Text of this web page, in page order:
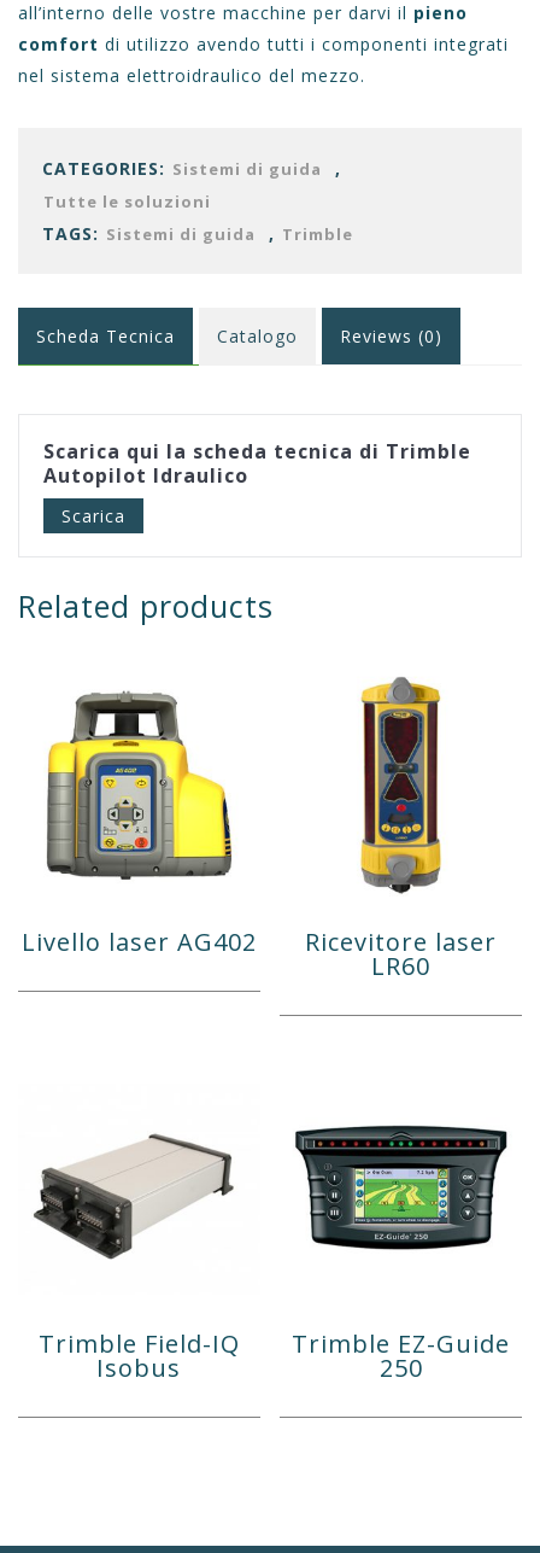
all’interno delle vostre macchine per darvi il pieno
comfort di utilizzo avendo tutti i componenti integrati
nel sistema elettroidraulico del mezzo.
CATEGORIES: Sistemi di guida ,
Tutte le soluzioni
TAGS: Sistemi di guida , Trimble
Reviews (0)
Scheda Tecnica Catalogo
Scarica qui la scheda tecnica di Trimble
Autopilot Idraulico
Scarica
Related products
Livello laser AG402 Ricevitore laser
LR60
Trimble Field-IQ
Isobus
Trimble EZ-Guide
250